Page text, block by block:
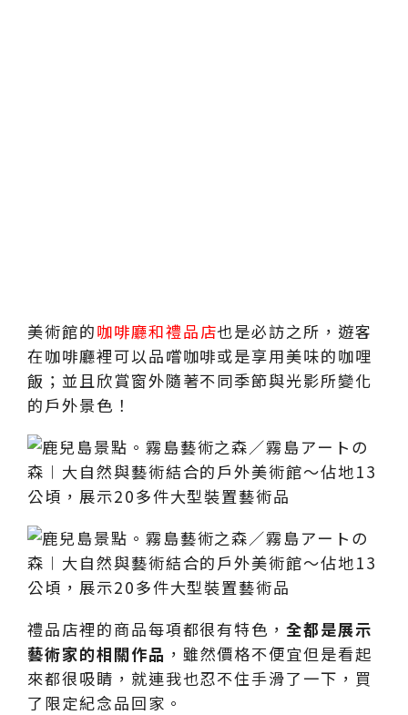
美術館的咖啡廳和禮品店也是必訪之所，遊客
在咖啡廳裡可以品嚐咖啡或是享用美味的咖哩
飯；並且欣賞窗外隨著不同季節與光影所變化
的戶外景色！
禮品店裡的商品每項都很有特色，全都是展示
藝術家的相關作品 ，雖然價格不便宜但是看起
來都很吸睛，就連我也忍不住手滑了一下，買
了限定紀念品回家。